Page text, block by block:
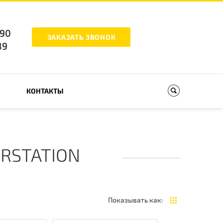
ЗАКАЗАТЬ ЗВОНОК
КОНТАКТЫ
Показывать как: